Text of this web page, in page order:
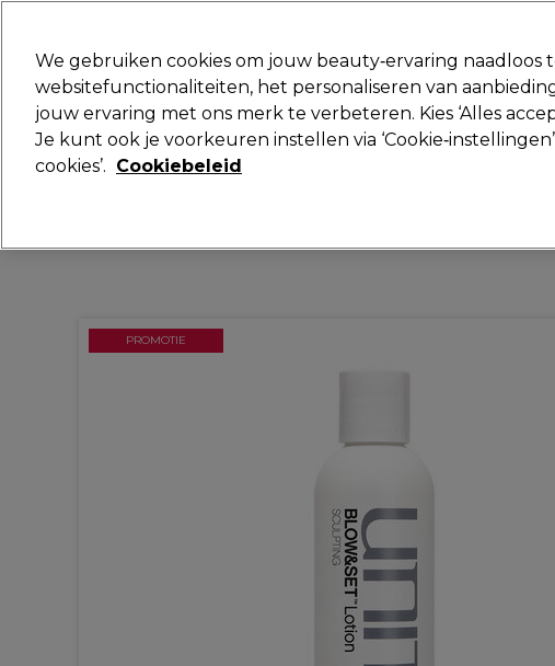
Merken Deals Haar Elektra Beauty
Volgende dag geleverd*
PROMOTIE
We gebruiken cookies om jouw beauty‑ervaring
websitefunctionaliteiten, het personaliseren van
jouw ervaring met ons merk te verbeteren. Kies ‘Alles
Je kunt ook je voorkeuren instellen via
cookies’. Cookiebeleid